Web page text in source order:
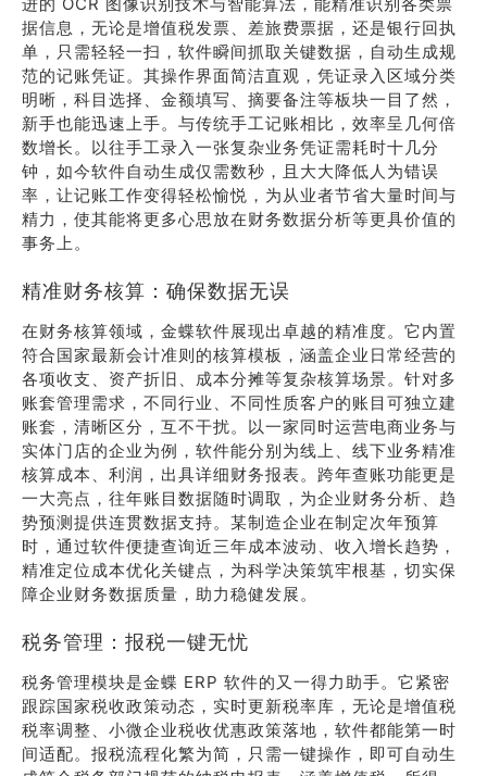
据信息，无论是增值税发票、差旅费票据，还是银行回执
单，只需轻轻一扫，软件瞬间抓取关键数据，自动生成规
范的记账凭证。其操作界面简洁直观，凭证录入区域分类
明晰，科目选择、金额填写、摘要备注等板块一目了然，
新手也能迅速上手。与传统手工记账相比，效率呈几何倍
数增长。以往手工录入一张复杂业务凭证需耗时十几分
钟，如今软件自动生成仅需数秒，且大大降低人为错误
率，让记账工作变得轻松愉悦，为从业者节省大量时间与
精力，使其能将更多心思放在财务数据分析等更具价值的
事务上。
精准财务核算：确保数据无误
在财务核算领域，金蝶软件展现出卓越的精准度。它内置
符合国家最新会计准则的核算模板，涵盖企业日常经营的
各项收支、资产折旧、成本分摊等复杂核算场景。针对多
账套管理需求，不同行业、不同性质客户的账目可独立建
账套，清晰区分，互不干扰。以一家同时运营电商业务与
实体门店的企业为例，软件能分别为线上、线下业务精准
核算成本、利润，出具详细财务报表。跨年查账功能更是
一大亮点，往年账目数据随时调取，为企业财务分析、趋
势预测提供连贯数据支持。某制造企业在制定次年预算
时，通过软件便捷查询近三年成本波动、收入增长趋势，
精准定位成本优化关键点，为科学决策筑牢根基，切实保
障企业财务数据质量，助力稳健发展。
税务管理：报税一键无忧
税务管理模块是金蝶 ERP 软件的又一得力助手。它紧密
跟踪国家税收政策动态，实时更新税率库，无论是增值税
税率调整、小微企业税收优惠政策落地，软件都能第一时
间适配。报税流程化繁为简，只需一键操作，即可自动生